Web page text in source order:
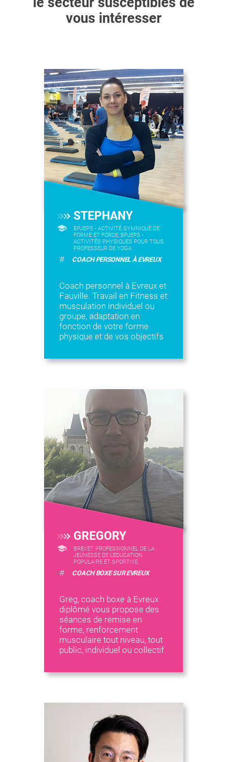
vous intéresser
STEPHANY
BPJEPS - ACTIVITÉ GYMNIQUE DE
FORME ET FORCE, BPJEPS -
ACTIVITÉS PHYSIQUES POUR TOUS,
PROFESSEUR DE YOGA
# COACH PERSONNEL À EVREUX
Coach personnel à Evreux et
Fauville. Travail en Fitness et
musculation individuel ou
groupe, adaptation en
fonction de votre forme
physique et de vos objectifs
GREGORY
BREVET PROFESSIONNEL DE LA
JEUNESSE DE L'EDUCATION
POPULAIRE ET SPORTIVE
# COACH BOXE SUR EVREUX
Greg, coach boxe à Evreux
diplômé vous propose des
séances de remise en
forme, renforcement
musculaire tout niveau, tout
public, individuel ou collectif